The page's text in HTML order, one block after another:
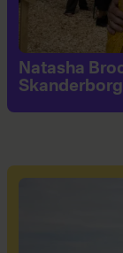
Natasha
Skanderborg